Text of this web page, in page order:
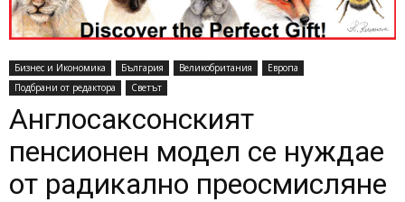
Бизнес и Икономика България Великобритания
Европа
Подбрани от редактора
Светът
Англосаксонският
пенсионен модел се нуждае
от радикално преосмисляне